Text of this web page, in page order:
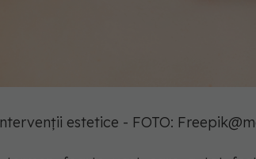
estetice - FOTO: